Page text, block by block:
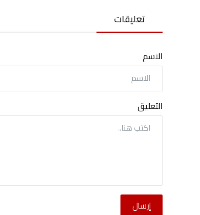
تعليقات
الاسم
التعليق
إرسال